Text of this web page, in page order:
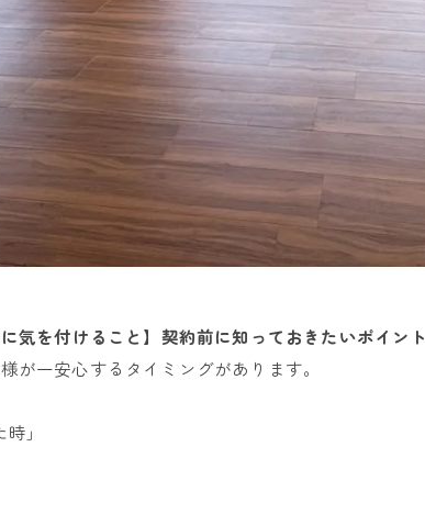
気を付けること】契約前に知っておきたいポイント
が一安心するタイミングがあります。
」